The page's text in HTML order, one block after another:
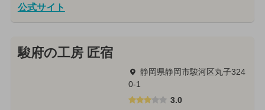
公式サイト
駿府の工房 匠宿
静岡県静岡市駿河区丸子324
0-1
3.0